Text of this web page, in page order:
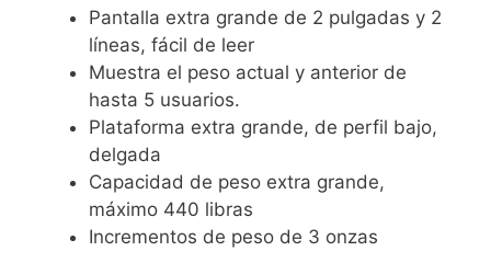
Pantalla extra grande de 2 pulgadas y 2
líneas, fácil de leer
Muestra el peso actual y anterior de
hasta 5 usuarios.
Plataforma extra grande, de perfil bajo,
delgada
Capacidad de peso extra grande,
máximo 440 libras
Incrementos de peso de 3 onzas